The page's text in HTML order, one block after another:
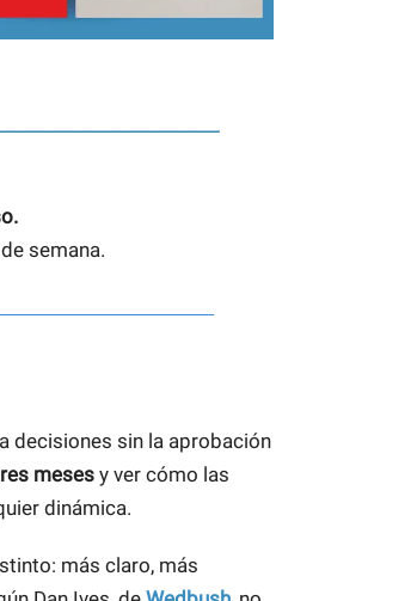
semana.
decisiones sin la aprobación
mesesy ver cómo las
dinámica.
más claro, más